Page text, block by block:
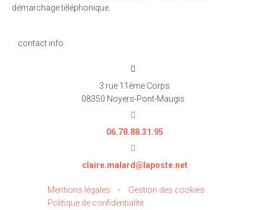
contact info
3 rue 11ème Corps
08350 Noyers-Pont-Maugis
06.78.88.31.95
claire.malard@laposte.net
Mentions légales -
Gestion des cookies
Politique de confidentialité
démarchage téléphonique.